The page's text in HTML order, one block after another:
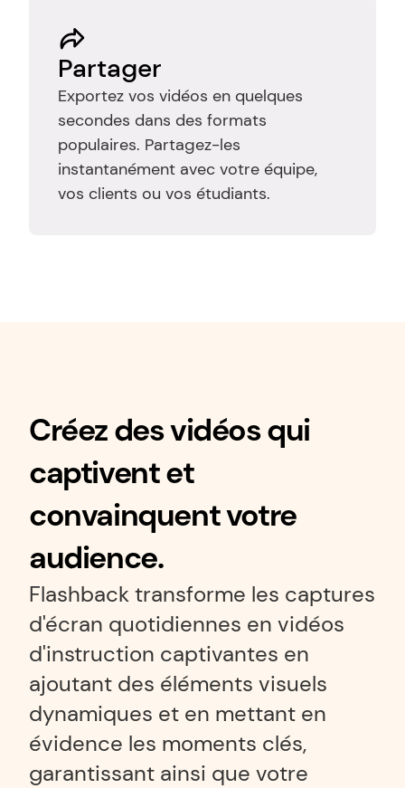
Partager
Exportez vos vidéos en quelques
secondes dans des formats
populaires. Partagez-les
instantanément avec votre équipe,
vos clients ou vos étudiants.
Créez des vidéos qui
captivent et
convainquent votre
audience.
Flashback transforme les captures
d'écran quotidiennes en vidéos
d'instruction captivantes en
ajoutant des éléments visuels
dynamiques et en mettant en
évidence les moments clés,
garantissant ainsi que votre